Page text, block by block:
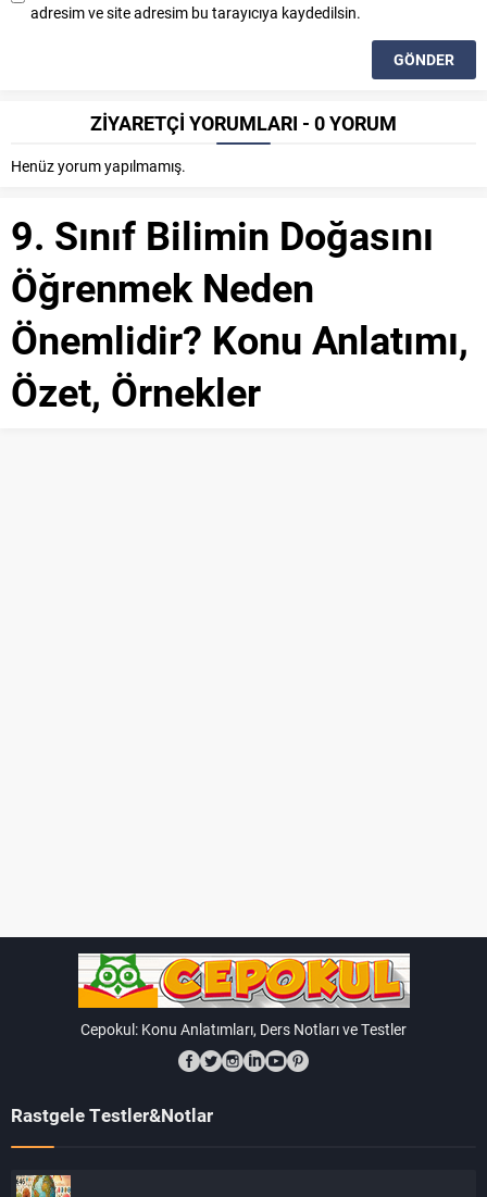
adresim ve site adresim bu tarayıcıya kaydedilsin.
ZİYARETÇİ YORUMLARI - 0 YORUM
Henüz yorum yapılmamış.
9. Sınıf Bilimin Doğasını
Öğrenmek Neden
Önemlidir? Konu Anlatımı,
Özet, Örnekler
Cepokul: Konu Anlatımları, Ders Notları ve Testler
Rastgele Testler&Notlar